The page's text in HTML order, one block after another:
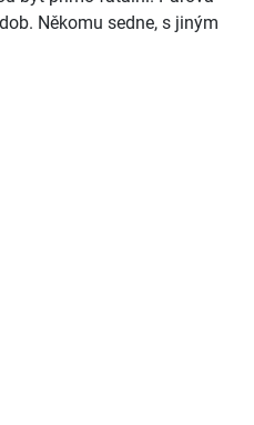
Někomu sedne, s jiným